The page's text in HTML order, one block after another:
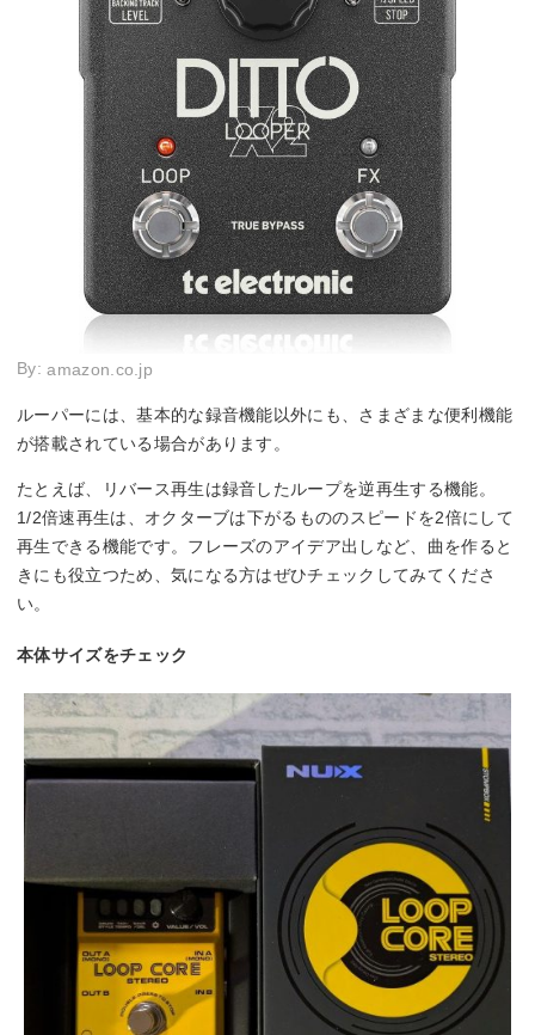
By:amazon.co.jp
ルーパーには、基本的な録音機能以外にも、さまざまな便利機能
が搭載されている場合があります。
たとえば、リバース再生は録音したループを逆再生する機能。
1/2倍速再生は、オクターブは下がるもののスピードを2倍にして
再生できる機能です。フレーズのアイデア出しなど、曲を作ると
きにも役立つため、気になる方はぜひチェックしてみてくださ
い。
本体サイズをチェック